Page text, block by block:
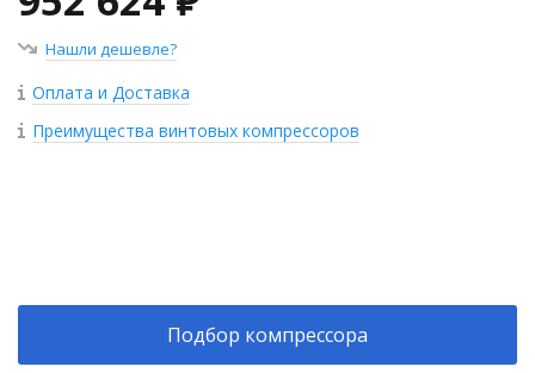
Нашли дешевле?
Оплата и Доставка
Преимущества винтовых компрессоров
Подбор компрессора